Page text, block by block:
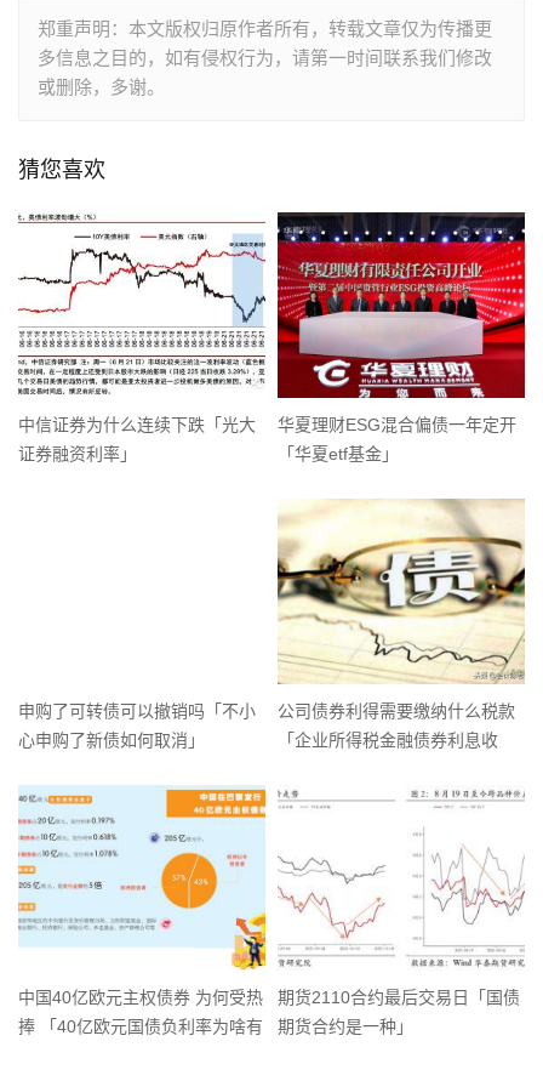
郑重声明：本文版权归原作者所有，转载文章仅为传播更
多信息之目的，如有侵权行为，请第一时间联系我们修改
或删除，多谢。
猜您喜欢
中信证券为什么连续下跌「光大
证券融资利率」
华夏理财ESG混合偏债一年定开
「华夏etf基金」
申购了可转债可以撤销吗「不小
心申购了新债如何取消」
公司债券利得需要缴纳什么税款
「企业所得税金融债券利息收
中国40亿欧元主权债券 为何受热
捧 「40亿欧元国债负利率为啥有
期货2110合约最后交易日「国债
期货合约是一种」